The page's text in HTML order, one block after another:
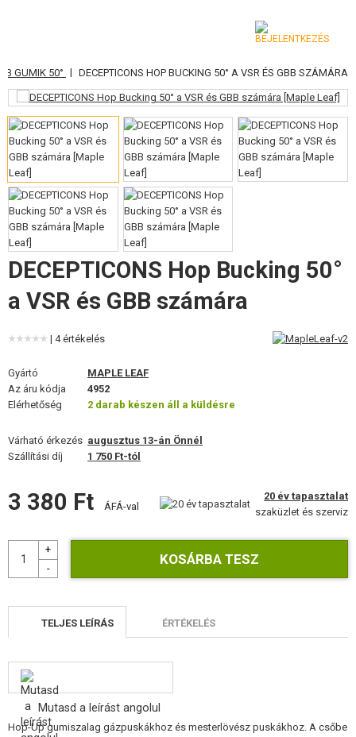
KATEGÓRIA
AIRSOFT FEGYVEREK
LÉGFEGYVEREK, CSÚZLIK
GRÁNÁTVETŐK, GRÁNÁTOK
LÖVEDÉK, GÁZ
TÁRAK
ÁLCÁZÁS, FESTÉK, SZALAG
RÁDIÓS, FEJHALLGATÓ, KAMERÁK
PÓTALKATRÉSZEK FEGYVEREKHEZ
FEGYVER JAVÍTÁS ÉS KARBANTARTÁS
ÖNVÉDELMI FELSZERELÉSEK, KÉPZÉS, KÉSEK
ÉLELMISZER
ÉPÍTŐKÉSZLETEK, MODELLEK
GUMIK 50° | DECEPTICONS HOP BUCKING 50° A VSR ÉS GBB SZÁMÁRA
DECEPTICONS Hop Bucking 50°
a VSR és GBB számára
| 4 értékelés
Gyártó
MAPLE LEAF
Az áru kódja
4952
Elérhetőség
2 darab készen áll a küldésre
Várható érkezés augusztus 13-án Önnél
Szállítási díj
1 750 Ft-tól
3 380 Ft ÁFÁ-val
20 év tapasztalat
szaküzlet és szerviz
TELJES LEÍRÁS ÉRTÉKELÉS
Mutasd a leírást angolul
Hop-Up gumiszalag gázpuskákhoz és mesterlövész puskákhoz. A csőbe